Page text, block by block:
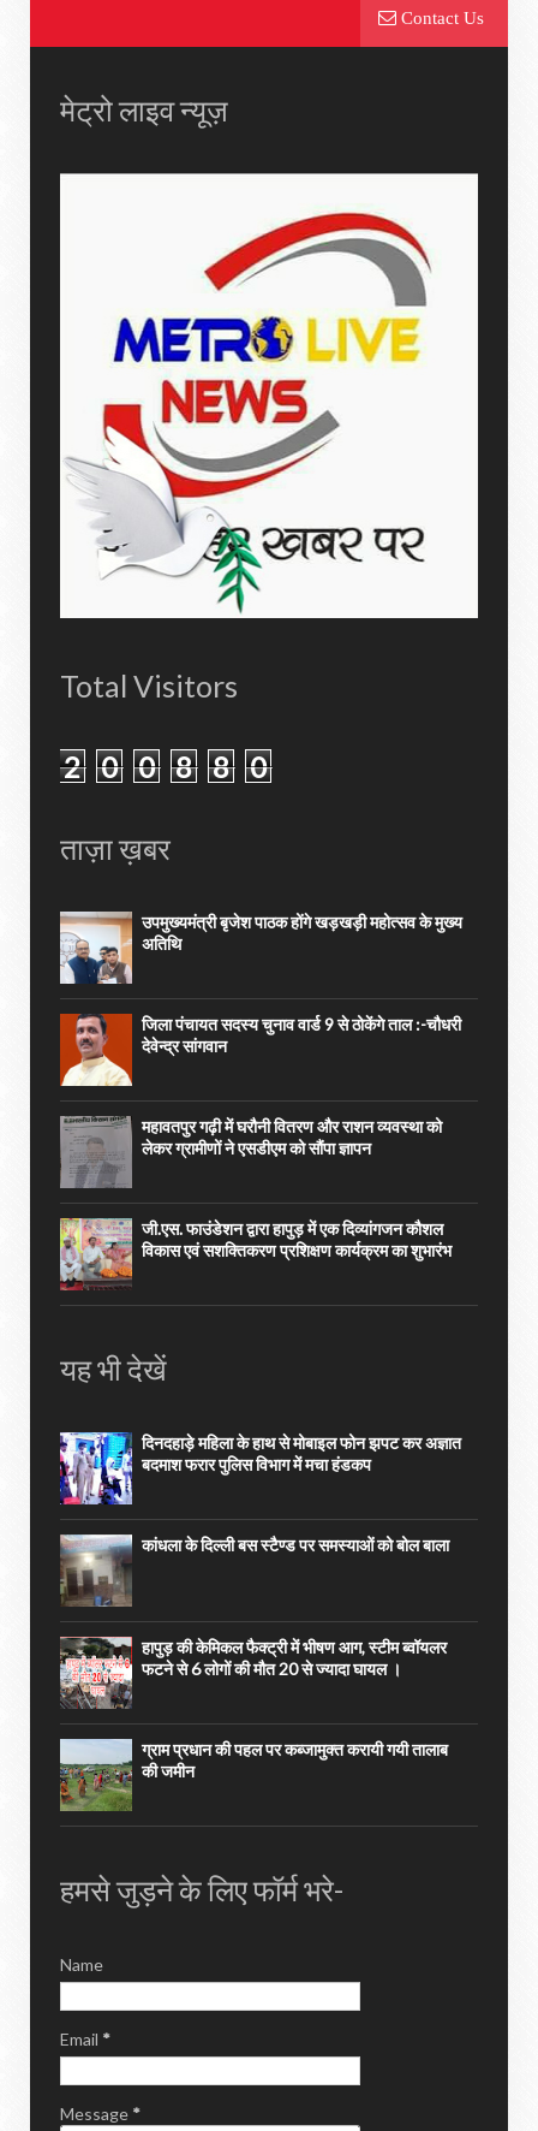
Contact Us
मेट्रो लाइव न्यूज़
Total Visitors
2 0 0 8 8 0
ताज़ा ख़बर
उपमुख्यमंत्री बृजेश पाठक होंगे खड़खड़ी महोत्सव के मुख्य
अतिथि
जिला पंचायत सदस्य चुनाव वार्ड 9 से ठोकेंगे ताल :-चौधरी
देवेन्द्र सांगवान
महावतपुर गढ़ी में घरौनी वितरण और राशन व्यवस्था को
लेकर ग्रामीणों ने एसडीएम को सौंपा ज्ञापन
जी.एस. फाउंडेशन द्वारा हापुड़ में एक दिव्यांगजन कौशल
विकास एवं सशक्तिकरण प्रशिक्षण कार्यक्रम का शुभारंभ
यह भी देखें
दिनदहाड़े महिला के हाथ से मोबाइल फोन झपट कर अज्ञात
बदमाश फरार पुलिस विभाग में मचा हंडकप
कांधला के दिल्ली बस स्टैण्ड पर समस्याओं को बोल बाला
हापुड़ की केमिकल फैक्ट्री में भीषण आग, स्टीम ब्वॉयलर
फटने से 6 लोगों की मौत 20 से ज्यादा घायल ।
ग्राम प्रधान की पहल पर कब्जामुक्त करायी गयी तालाब
की जमीन
हमसे जुड़ने के लिए फॉर्म भरे-
Name
Email *
Message *